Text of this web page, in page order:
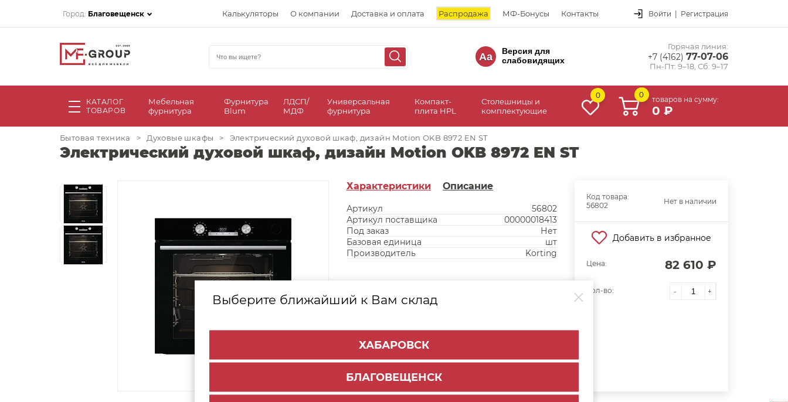
Город: Благовещенск Калькуляторы О компании Доставка и оплата Распродажа МФ-Бонусы Контакты Войти | Регистрация
Aa
Версия для
слабовидящих
Горячая линия:
+7 (4162) 77-07-06
Пн-Пт: 9–18, Сб: 9–17
КАТАЛОГ
ТОВАРОВ
Мебельная
фурнитура
Фурнитура
Blum
ЛДСП/
МДФ
Универсальная
фурнитура
Компакт-
плита HPL
Столешницы и
комплектующие
0 0
товаров на сумму:
0 ₽
Выберите ближайший к Вам склад
ХАБАРОВСК
БЛАГОВЕЩЕНСК
Бытовая техника > Духовые шкафы > Электрический духовой шкаф, дизайн Motion OKB 8972 EN ST
Электрический духовой шкаф, дизайн Motion OKB 8972 EN ST
Характеристики Описание
Артикул
56802
Артикул поставщика
00000018413
Под заказ
Нет
Базовая единица
шт
Производитель
Korting
Код товара:
56802
Нет в наличии
Добавить в избранное
Цена: 82 610 ₽
Кол-во: - +